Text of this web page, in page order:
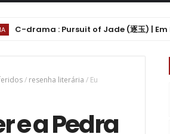
: Pursuit of Jade (逐玉) | Em Busca
/ resenha literária / Eu
e a Pedra